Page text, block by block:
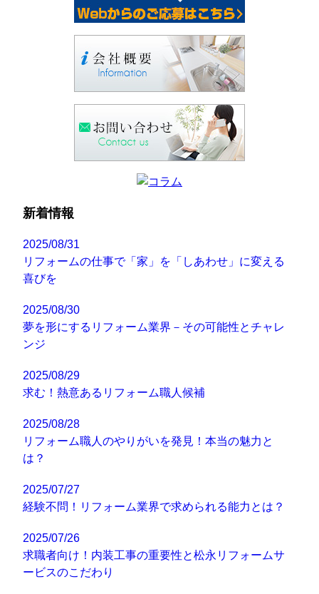
新着情報
2025/08/31
リフォームの仕事で「家」を「しあわせ」に変える
喜びを
2025/08/30
夢を形にするリフォーム業界－その可能性とチャレ
ンジ
2025/08/29
求む！熱意あるリフォーム職人候補
2025/08/28
リフォーム職人のやりがいを発見！本当の魅力と
は？
2025/07/27
経験不問！リフォーム業界で求められる能力とは？
2025/07/26
求職者向け！内装工事の重要性と松永リフォームサ
ービスのこだわり